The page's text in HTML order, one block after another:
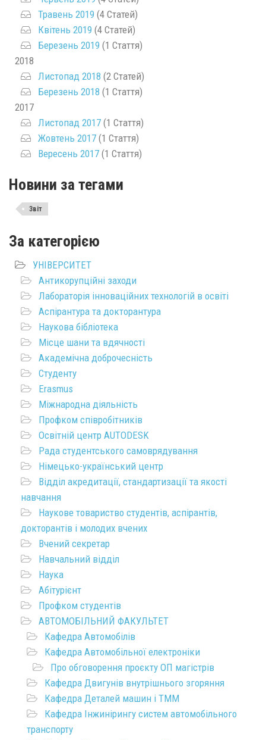
Травень 2019 (4 Статей)
Квітень 2019 (4 Статей)
Березень 2019 (1 Стаття)
2018
Листопад 2018 (2 Статей)
Березень 2018 (1 Стаття)
2017
Листопад 2017 (1 Стаття)
Жовтень 2017 (1 Стаття)
Вересень 2017 (1 Стаття)
Новини за тегами
Звіт
За категорією
УНІВЕРСИТЕТ
Антикорупційні заходи
Лабораторія інноваційних технологій в освіті
Аспірантура та докторантура
Наукова бібліотека
Місце шани та вдячності
Академічна доброчесність
Студенту
Erasmus
Міжнародна діяльність
Профком співробітників
Освітній центр AUTODESK
Рада студентського самоврядування
Німецько-український центр
Відділ акредитації, стандартизації та якості
навчання
Наукове товариство студентів, аспірантів,
докторантів і молодих вчених
Вчений секретар
Навчальний відділ
Наука
Абітурієнт
Профком студентів
АВТОМОБІЛЬНИЙ ФАКУЛЬТЕТ
Кафедра Автомобілів
Кафедра Автомобільної електроніки
Про обговорення проєкту ОП магістрів
Кафедра Двигунів внутрішнього згоряння
Кафедра Деталей машин і ТММ
Кафедра Інжинірингу систем автомобільного
транспорту